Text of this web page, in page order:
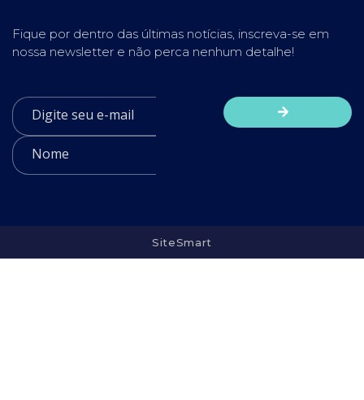
Fique por dentro das últimas notícias, inscreva-se em
nossa newsletter e não perca nenhum detalhe!
SiteSmart